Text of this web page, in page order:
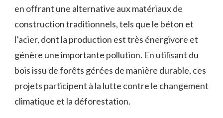
en offrant une alternative ‍aux matériaux​ de
⁢construction traditionnels, ‌tels que⁣ le béton et
l’acier, dont ⁢la production est très⁢ énergivore et
génère une importante pollution. En utilisant ‌du
bois issu de forêts gérées de manière durable, ces
projets‌ participent à la lutte ‍contre le changement
climatique et la déforestation.